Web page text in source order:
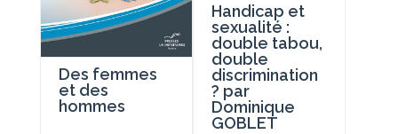
Des femmes
et des
hommes
Handicap et
sexualité :
double tabou,
double
discrimination
? par
Dominique
GOBLET